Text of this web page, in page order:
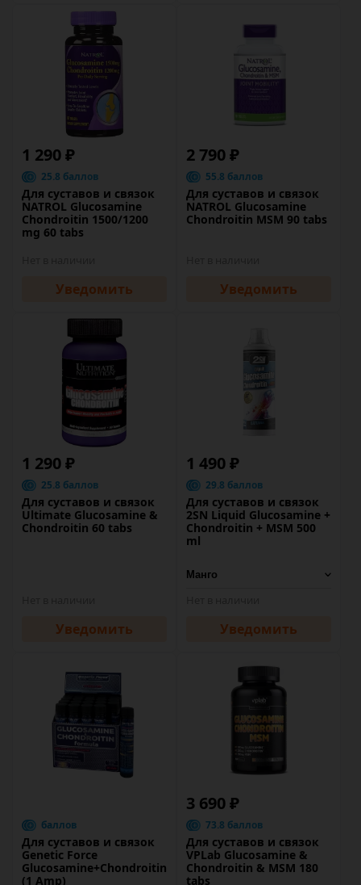
1 290 ₽
25.8 баллов
Для суставов и связок
NATROL Glucosamine
Chondroitin 1500/1200
mg 60 tabs
Уведомить
2 790 ₽
55.8 баллов
Для суставов и связок
NATROL Glucosamine
Chondroitin MSM 90 tabs
Уведомить
1 290 ₽
25.8 баллов
Для суставов и связок
Ultimate Glucosamine &
Chondroitin 60 tabs
Уведомить
1 490 ₽
29.8 баллов
Для суставов и связок
2SN Liquid Glucosamine +
Chondroitin + MSM 500
ml
Уведомить
баллов
Для суставов и связок
Genetic Force
Glucosamine+Chondroitin
(1 Amp)
3 690 ₽
73.8 баллов
Для суставов и связок
VPLab Glucosamine &
Chondroitin & MSM 180
tabs